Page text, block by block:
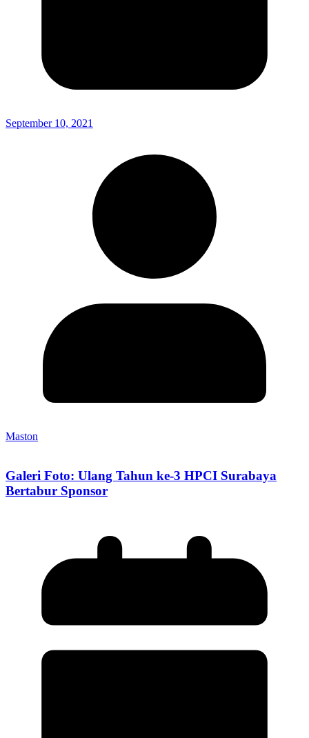
September 10, 2021
Maston
Galeri Foto: Ulang Tahun ke-3 HPCI Surabaya
Bertabur Sponsor